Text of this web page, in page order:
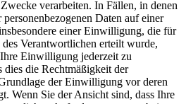
verarbeiten. In Fällen, in denen
Daten auf einer
einer Einwilligung, die für
Verantwortlichen erteilt wurde,
Einwilligung jederzeit zu
dies die Rechtmäßigkeit der
der Einwilligung vor deren
Wenn Sie der Ansicht sind, dass Ihre